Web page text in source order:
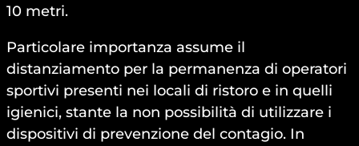
10 metri.
Particolare importanza assume il
distanziamento per la permanenza di operatori
sportivi presenti nei locali di ristoro e in quelli
igienici, stante la non possibilità di utilizzare i
dispositivi di prevenzione del contagio. In